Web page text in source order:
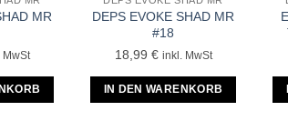
MR
MwSt
DEPS EVOKE SHAD MR
#18
18,99 € inkl. MwSt
IN DEN WARENKORB